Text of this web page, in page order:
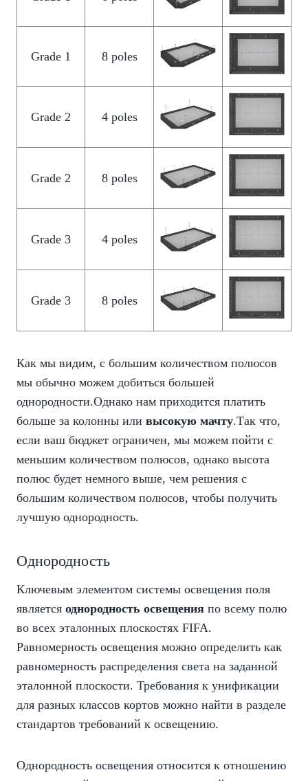
Grade 1 8 poles
Grade 2 4 poles
Grade 2 8 poles
Grade 3 4 poles
Grade 3 8 poles
Как мы видим, с большим количеством полюсов
мы обычно можем добиться большей
однородности.Однако нам приходится платить
больше за колонны или высокую мачту.Так что,
если ваш бюджет ограничен, мы можем пойти с
меньшим количеством полюсов, однако высота
полюс будет немного выше, чем решения с
большим количеством полюсов, чтобы получить
лучшую однородность.
Однородность
Ключевым элементом системы освещения поля
является однородность освещения по всему полю
во всех эталонных плоскостях FIFA.
Равномерность освещения можно определить как
равномерность распределения света на заданной
эталонной плоскости. Требования к унификации
для разных классов кортов можно найти в разделе
стандартов требований к освещению.
Однородность освещения относится к отношению